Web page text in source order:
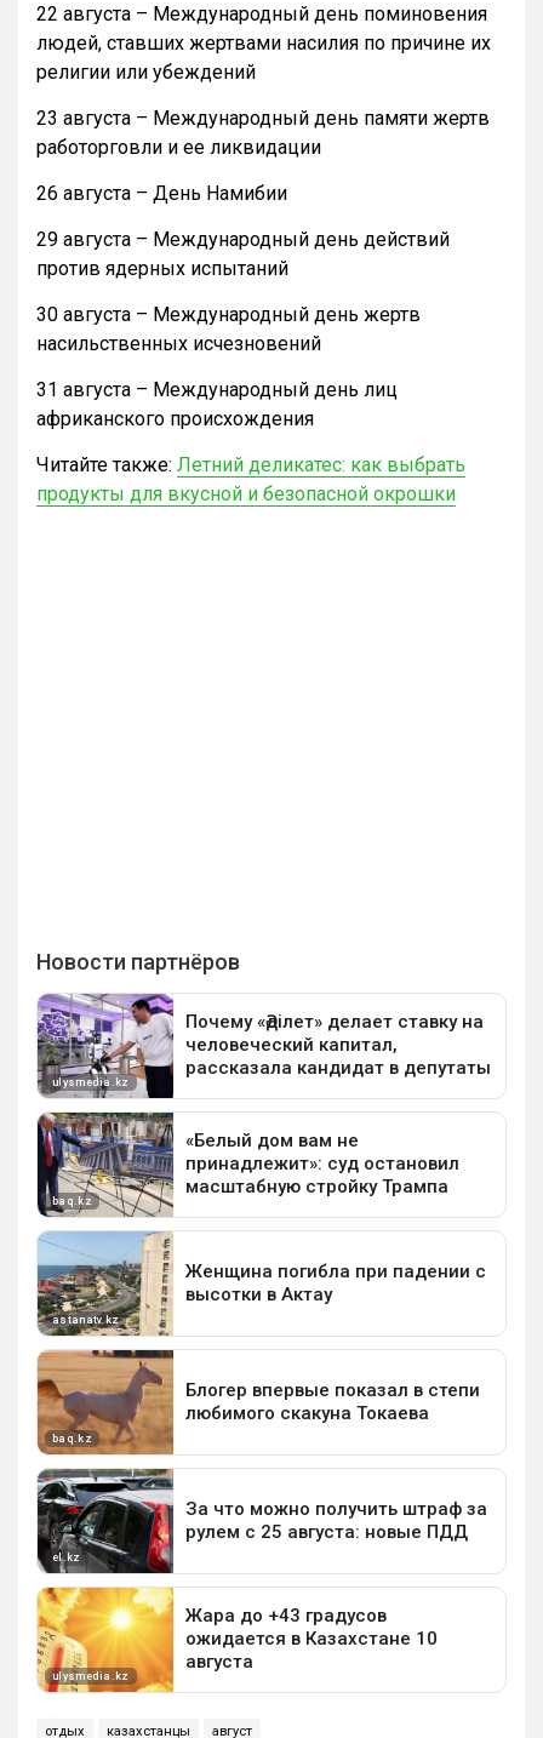
22 августа – Международный день поминовения
людей, ставших жертвами насилия по причине их
религии или убеждений
23 августа – Международный день памяти жертв
работорговли и ее ликвидации
26 августа – День Намибии
29 августа – Международный день действий
против ядерных испытаний
30 августа – Международный день жертв
насильственных исчезновений
31 августа – Международный день лиц
африканского происхождения
Читайте также: Летний деликатес: как выбрать
продукты для вкусной и безопасной окрошки
отдых казахстанцы август